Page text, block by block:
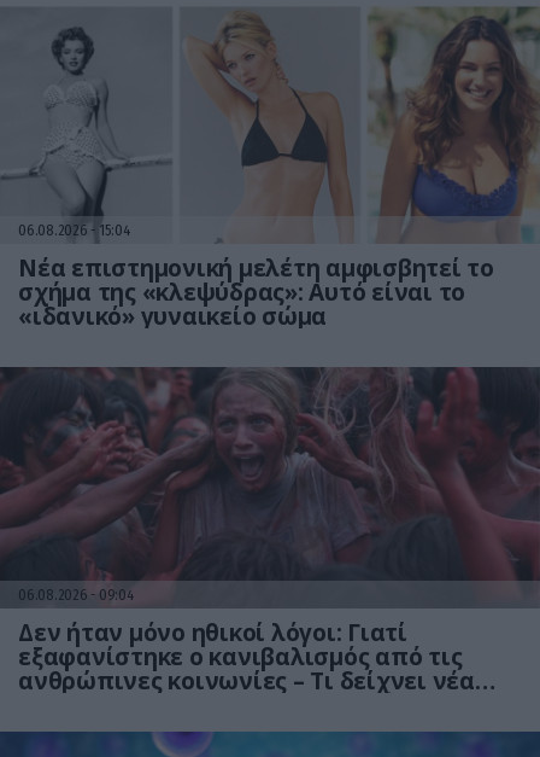
06.08.2026 15:04
Νέα επιστημονική μελέτη αμφισβητεί το
σχήμα της «κλεψύδρας»: Αυτό είναι το
«ιδανικό» γυναικείο σώμα
06.08.2026 09:04
Δεν ήταν μόνο ηθικοί λόγοι: Γιατί
εξαφανίστηκε ο κανιβαλισμός από τις
ανθρώπινες κοινωνίες – Τι δείχνει νέα